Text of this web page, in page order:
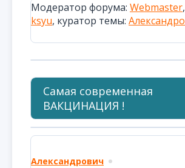
Модератор форума: Webmaster,
ksyu, куратор темы:
Самая современная
ВАКЦИНАЦИЯ !
Александрович